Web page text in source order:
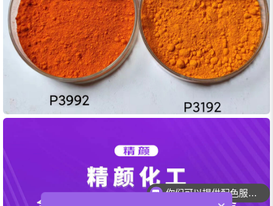
你们可以提供配色服务吗？